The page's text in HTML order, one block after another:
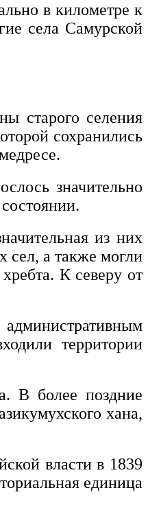
в километре к
села Самурской
старого селения
сохранились
значительно
из них
сел, а также могли
К северу от
административным
территории
В более поздние
хана,
власти в 1839
единица